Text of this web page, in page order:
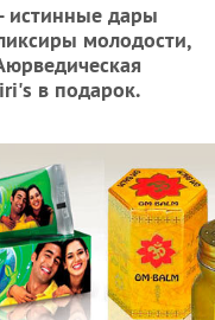
истинные дары
молодости,
в подарок.